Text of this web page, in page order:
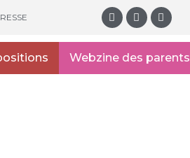
Webzine des parents